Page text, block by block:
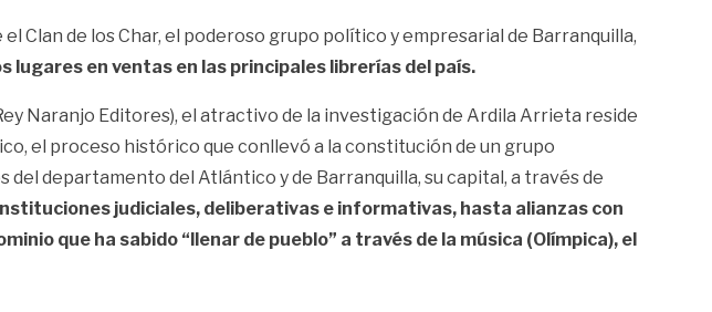
Clan de los Char, el poderoso grupo político y empresarial de Barranquilla,
lugares en ventas en las principales librerías del país.
Naranjo Editores), el atractivo de la investigación de Ardila Arrieta reside
el proceso histórico que conllevó a la constitución de un grupo
departamento del Atlántico y de Barranquilla, su capital, a través de
judiciales, deliberativas e informativas, hasta alianzas con
que ha sabido “llenar de pueblo” a través de la música (Olímpica), el